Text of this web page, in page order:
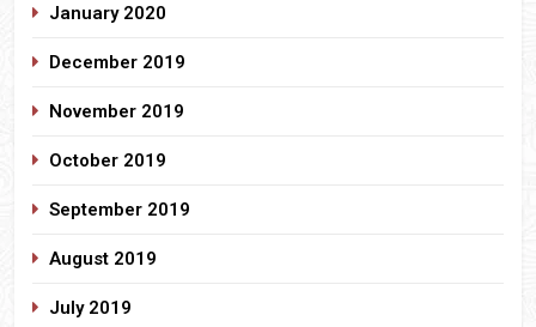
January 2020
December 2019
November 2019
October 2019
September 2019
August 2019
July 2019